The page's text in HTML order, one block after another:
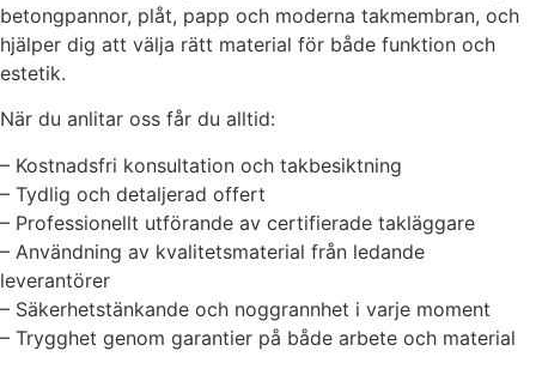
betongpannor, plåt, papp och moderna takmembran, och
hjälper dig att välja rätt material för både funktion och
estetik.
När du anlitar oss får du alltid:
– Kostnadsfri konsultation och takbesiktning
– Tydlig och detaljerad offert
– Professionellt utförande av certifierade takläggare
– Användning av kvalitetsmaterial från ledande
leverantörer
– Säkerhetstänkande och noggrannhet i varje moment
– Trygghet genom garantier på både arbete och material